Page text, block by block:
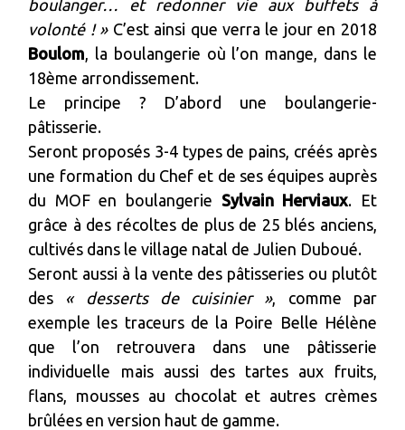
boulanger… et redonner vie aux buffets à
volonté ! »C’est ainsi que verra le jour en 2018
Boulom , la boulangerie où l’on mange, dans le
18ème arrondissement.
Le principe ? D’abord une boulangerie-
pâtisserie.
Seront proposés 3-4 types de pains, créés après
une formation du Chef et de ses équipes auprès
du MOF en boulangerie Sylvain Herviaux. Et
grâce à des récoltes de plus de 25 blés anciens,
cultivés dans le village natal de Julien Duboué.
Seront aussi à la vente des pâtisseries ou plutôt
des « desserts de cuisinier », comme par
exemple les traceurs de la Poire Belle Hélène
que l’on retrouvera dans une pâtisserie
individuelle mais aussi des tartes aux fruits,
flans, mousses au chocolat et autres crèmes
brûlées en version haut de gamme.